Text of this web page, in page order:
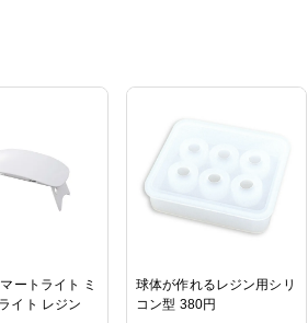
ートライト ミ
イト レジン
球体が作れるレジン用シリ
コン型 380円